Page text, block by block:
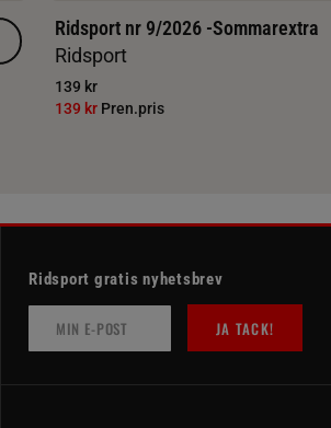
Ridsport nr 9/2026 -Sommarextra
Ridsport
139 kr
139 kr Pren.pris
Ridsport gratis nyhetsbrev
JA TACK!